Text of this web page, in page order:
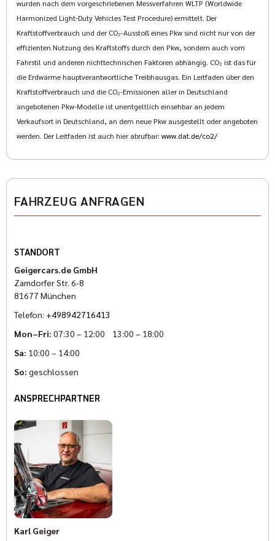
der Rubrik Vermietung auf unsere Homepage. Schauen Sie
doch einfach mal vorbei auf www.geigercars.de.
Wir freuen uns auf Ihre Kontaktaufnahme.
Sven Hoeßer: (089) 427164-33
Pascal Halbroth: (089) 427164-19
Karl Geiger: (089) 427164-13
Elisabeth Ostermann: (089) 427 164 -18
www.indianmuenchen.com
www.geigercars.de
Irrtum, Änderungen und Zwischenverkauf vorbehalten
wurden nach dem vorgeschriebenen Messverfahren WLTP (Worldwide
Harmonized Light-Duty Vehicles Test Procedure) ermittelt. Der
Kraftstoffverbrauch und der CO₂-Ausstoß eines Pkw sind nicht nur von der
effizienten Nutzung des Kraftstoffs durch den Pkw, sondern auch vom
Fahrstil und anderen nichttechnischen Faktoren abhängig. CO₂ ist das für
die Erdwärme hauptverantwortliche Treibhausgas. Ein Leitfaden über den
Kraftstoffverbrauch und die CO₂-Emissionen aller in Deutschland
angebotenen Pkw-Modelle ist unentgeltlich einsehbar an jedem
Verkaufsort in Deutschland, an dem neue Pkw ausgestellt oder angeboten
werden. Der Leitfaden ist auch hier abrufbar: www.dat.de/co2/
FAHRZEUG ANFRAGEN
STANDORT
Geigercars.de GmbH
Zamdorfer Str. 6-8
81677 München
Telefon: +498942716413
Mon–Fri: 07:30 – 12:00 13:00 – 18:00
Sa: 10:00 – 14:00
So: geschlossen
ANSPRECHPARTNER
Karl Geiger